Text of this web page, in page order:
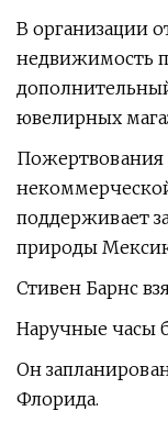
В организации
недвижимость
ювелирных
Пожертвования
поддерживает
природы
Стивен Барнс
Наручные часы
Он
Флорида.